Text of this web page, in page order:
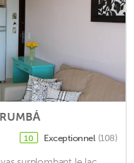
10 Exceptionnel (108)